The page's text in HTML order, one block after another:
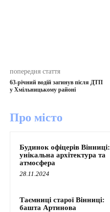
попередня стаття
63-річний водій загинув після ДТП
у Хмільницькому районі
Про місто
Будинок офіцерів Вінниці:
унікальна архітектура та
атмосфера
28.11.2024
Таємниці старої Вінниці:
башта Артинова